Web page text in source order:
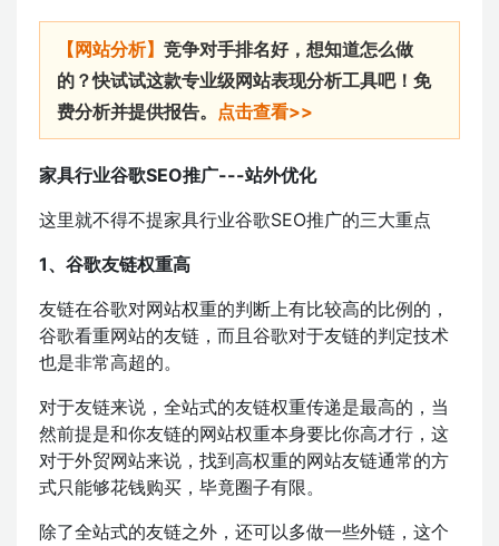
【网站分析】 竞争对手排名好，想知道怎么做
的？快试试这款专业级网站表现分析工具吧！免
费分析并提供报告。 点击查看>>
家具行业谷歌SEO推广---站外优化
这里就不得不提家具行业谷歌SEO推广的三大重点
1、谷歌友链权重高
友链在谷歌对网站权重的判断上有比较高的比例的，
谷歌看重网站的友链，而且谷歌对于友链的判定技术
也是非常高超的。
对于友链来说，全站式的友链权重传递是最高的，当
然前提是和你友链的网站权重本身要比你高才行，这
对于外贸网站来说，找到高权重的网站友链通常的方
式只能够花钱购买，毕竟圈子有限。
除了全站式的友链之外，还可以多做一些外链，这个